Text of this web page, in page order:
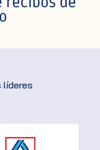
líderes